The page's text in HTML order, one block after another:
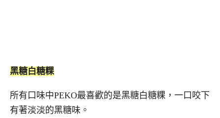
黑糖白糖粿
所有口味中PEKO最喜歡的是黑糖白糖粿，一口咬下
有著淡淡的黑糖味。